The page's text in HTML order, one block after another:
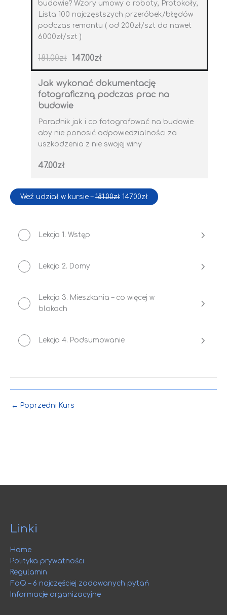
budowie? Wzory umowy o roboty, Protokoły,
Lista 100 najczęstszych przeróbek/błędów
podczas remontu ( od 200zł/szt do nawet
6000zł/szt )
181.00zł 147.00zł
Jak wykonać dokumentację
fotograficzną podczas prac na
budowie
Poradnik jak i co fotografować na budowie
aby nie ponosić odpowiedzialności za
uszkodzenia z nie swojej winy
47.00zł
Weź udział w kursie – 181.00zł
i
ł
a
:
1
.
147.00zł
:
1
4
.
Lekcja 1. Wstęp
Lekcja 2. Domy
Lekcja 3. Mieszkania – co więcej w
blokach
Lekcja 4. Podsumowanie
← Poprzedni Kurs
Linki
Home
Polityka prywatności
Regulamin
FaQ – 6 najczęściej zadawanych pytań
Informacje organizacyjne